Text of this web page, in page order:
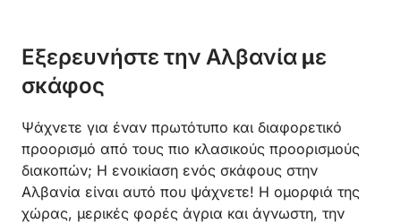
Εξερευνήστε την Αλβανία με
σκάφος
Ψάχνετε για έναν πρωτότυπο και διαφορετικό
προορισμό από τους πιο κλασικούς προορισμούς
διακοπών; Η ενοικίαση ενός σκάφους στην
Αλβανία είναι αυτό που ψάχνετε! Η ομορφιά της
χώρας, μερικές φορές άγρια και άγνωστη, την